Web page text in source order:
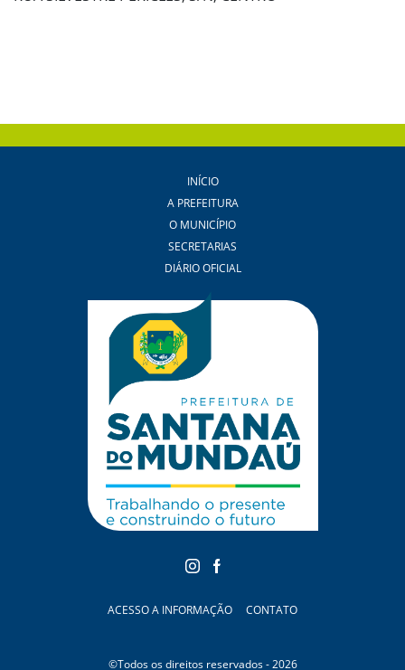
INÍCIO
A PREFEITURA
O MUNICÍPIO
SECRETARIAS
DIÁRIO OFICIAL
ACESSO A INFORMAÇÃO CONTATO
©Todos os direitos reservados - 2026